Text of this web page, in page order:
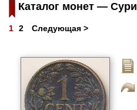
Каталог монет —
1 2 Следующая >